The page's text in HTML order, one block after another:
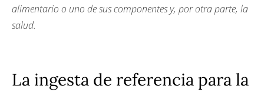
alimentario o uno de sus componentes y, por otra parte, la
salud.
La ingesta de referencia para la